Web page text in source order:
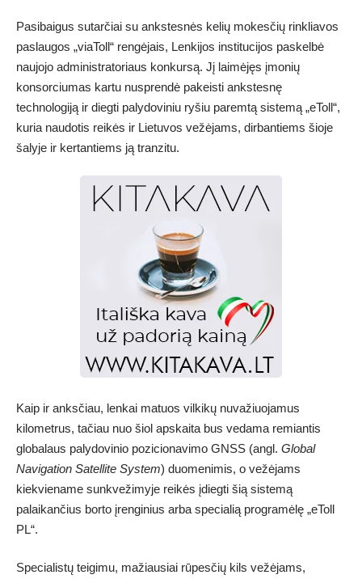
Pasibaigus sutarčiai su ankstesnės kelių mokesčių rinkliavos
paslaugos „viaToll“ rengėjais, Lenkijos institucijos paskelbė
naujojo administratoriaus konkursą. Jį laimėjęs įmonių
konsorciumas kartu nusprendė pakeisti ankstesnę
technologiją ir diegti palydoviniu ryšiu paremtą sistemą „eToll“,
kuria naudotis reikės ir Lietuvos vežėjams, dirbantiems šioje
šalyje ir kertantiems ją tranzitu.
Kaip ir anksčiau, lenkai matuos vilkikų nuvažiuojamus
kilometrus, tačiau nuo šiol apskaita bus vedama remiantis
globalaus palydovinio pozicionavimo GNSS (angl. Global
Navigation Satellite System) duomenimis, o vežėjams
kiekviename sunkvežimyje reikės įdiegti šią sistemą
palaikančius borto įrenginius arba specialią programėlę „eToll
PL“.
Specialistų teigimu, mažiausiai rūpesčių kils vežėjams,